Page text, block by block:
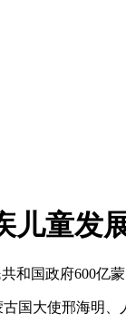
儿童发
国政府600亿
国大使邢海明